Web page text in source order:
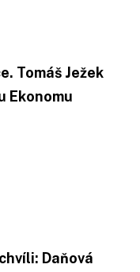
Tomáš Ježek
Ekonomu
Daňová